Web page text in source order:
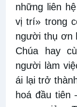
những liên
vị trí» trong
người thụ ơn
Chúa hay
người làm
ái lại trở
hoá đầu tiên